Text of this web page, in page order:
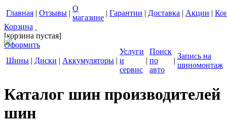
Главная | Отзывы |
О
магазине
| Гарантии | Доставка | Акции |
Корзина
[корзина пустая]
Оформить
Шины | Диски | Аккумуляторы |
Услуги
и
сервис
|
Поиск
по
авто
|
Запись на
шиномонтаж
Каталог шин производителей
шин